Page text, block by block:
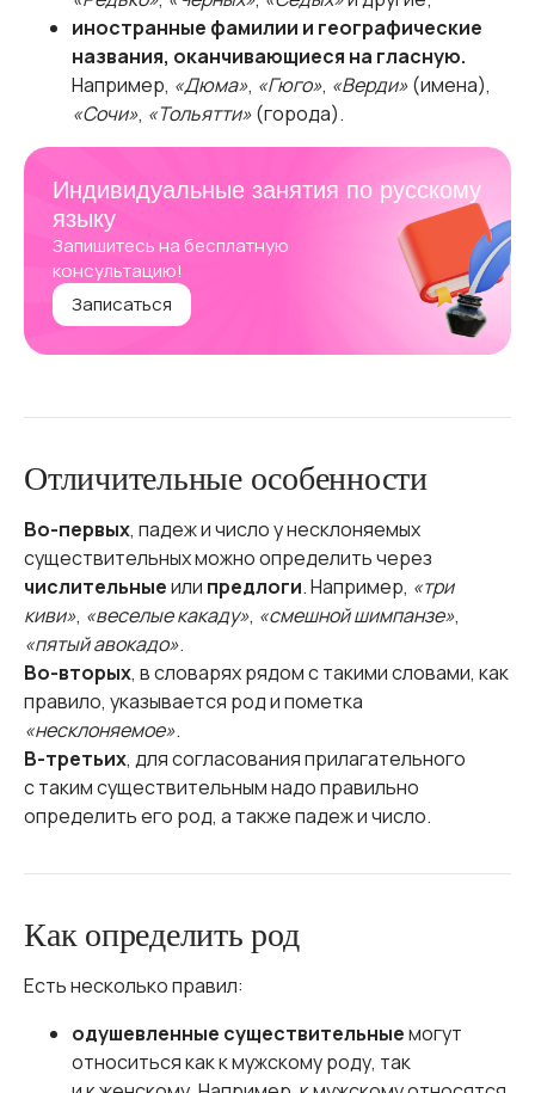
иностранные фамилии и географические
названия, оканчивающиеся на гласную.
Например, «Дюма», «Гюго», «Верди»(имена),
«Сочи», «Тольятти»(города).
Индивидуальные занятия по русскому
языку
Запишитесь на бесплатную
консультацию!
Записаться
Отличительные особенности
Во-первых, падеж и число у несклоняемых
существительных можно определить через
числительныеили предлоги. Например, «три
киви», «веселые какаду», «смешной шимпанзе»,
«пятый авокадо».
Во-вторых, в словарях рядом с такими словами, как
правило, указывается род и пометка
«несклоняемое».
В-третьих, для согласования прилагательного
с таким существительным надо правильно
определить его род, а также падеж и число.
Как определить род
Есть несколько правил:
одушевленные существительныемогут
относиться как к мужскому роду, так